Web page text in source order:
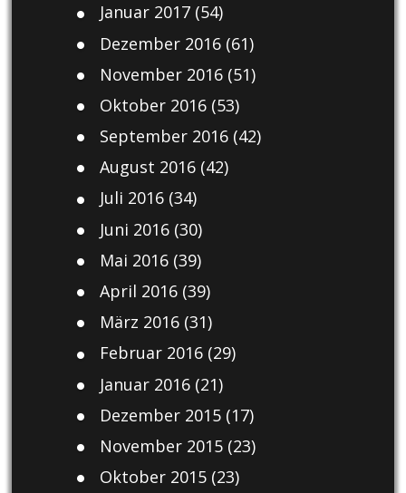
Januar 2017(54)
Dezember 2016(61)
November 2016(51)
Oktober 2016(53)
September 2016(42)
August 2016(42)
Juli 2016(34)
Juni 2016(30)
Mai 2016(39)
April 2016(39)
März 2016(31)
Februar 2016(29)
Januar 2016(21)
Dezember 2015(17)
November 2015(23)
Oktober 2015(23)